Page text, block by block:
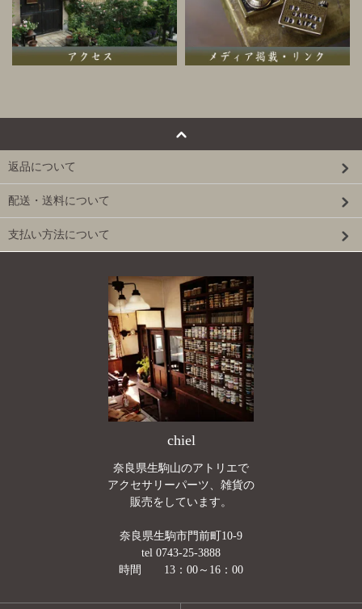
返品について
配送・送料について
支払い方法について
chiel
奈良県生駒山のアトリエで
アクセサリーパーツ、雑貨の
販売をしています。
奈良県生駒市門前町10-9
tel 0743-25-3888
時間 13：00～16：00